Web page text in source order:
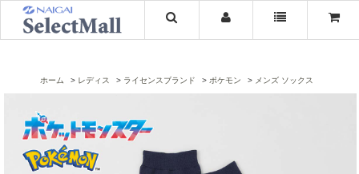
ホーム レディス ライセンスブランド ポケモン メンズ ソックス